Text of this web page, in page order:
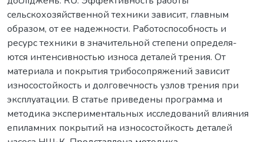
сельскохозяйственной техники зависит, главным
образом, от ее надежности. Работоспособность и
ресурс техники в значительной степени определя-
ются интенсивностью износа деталей трения. От
материала и покрытия трибосопряжений зависит
износостойкость и долговечность узлов трения при
эксплуатации. В статье приведены программа и
методика экспериментальных исследований влияния
епиламних покрытий на износостойкость деталей